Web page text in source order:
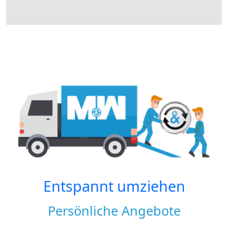
Entspannt umziehen
Persönliche Angebote